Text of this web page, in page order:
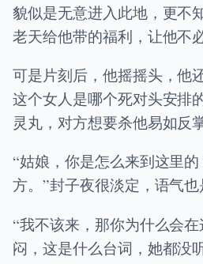
貌似是无意进入此地，更不
老天给他带的福利，让他不
可是片刻后，他摇摇头，他
这个女人是哪个死对头安排
灵丸，对方想要杀他易如反
“姑娘，你是怎么来到这里
方。”封子夜很淡定，语气也
“我不该来，那你为什么会
闷，这是什么台词，她都没